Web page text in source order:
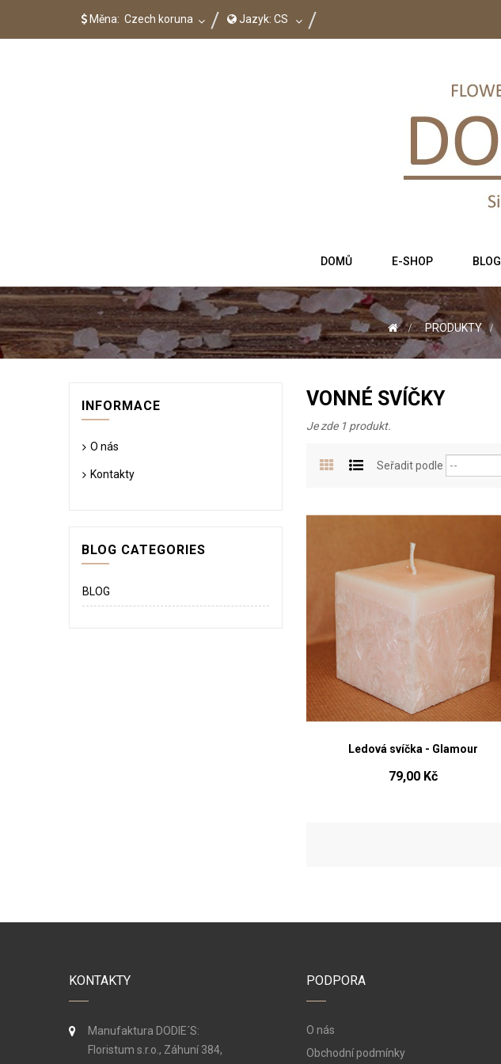
Měna: Czech koruna Jazyk: CS
DOMŮ E-SHOP BLOG
> PRODUKTY >
INFORMACE
O nás
Kontakty
BLOG CATEGORIES
BLOG
VONNÉ SVÍČKY
Je zde 1 produkt.
Seřadit podle
Ledová svíčka - Glamour
79,00 Kč
KONTAKTY
Manufaktura DODIE´S:
Floristum s.r.o., Záhuní 384,
PODPORA
O nás
Obchodní podmínky